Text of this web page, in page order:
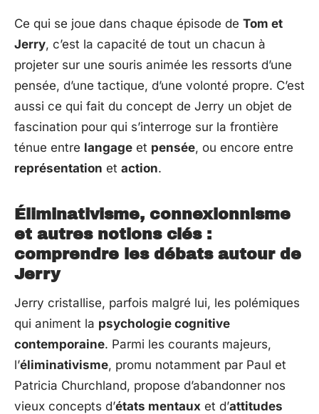
Ce qui se joue dans chaque épisode de Tom et
Jerry, c’est la capacité de tout un chacun à
projeter sur une souris animée les ressorts d’une
pensée, d’une tactique, d’une volonté propre. C’est
aussi ce qui fait du concept de Jerry un objet de
fascination pour qui s’interroge sur la frontière
ténue entre langage et pensée, ou encore entre
représentation et action.
Éliminativisme, connexionnisme
et autres notions clés :
comprendre les débats autour de
Jerry
Jerry cristallise, parfois malgré lui, les polémiques
qui animent la psychologie cognitive
contemporaine. Parmi les courants majeurs,
l’éliminativisme, promu notamment par Paul et
Patricia Churchland, propose d’abandonner nos
vieux concepts d’états mentaux et d’attitudes